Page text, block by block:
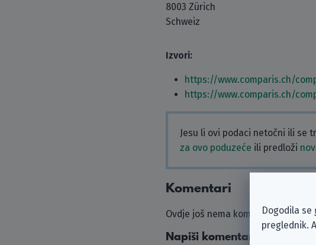
8003 Zürich
Schweiz
Izvori:
https://www.comparis.ch/
https://www.comparis.ch/
Jesu li ovi podaci netočni ili se
za ovo poduzeće ili predloži
Komentari
Ovdje još nema komentara. Ako
Napiši komentar
Dogodila
preglednik.